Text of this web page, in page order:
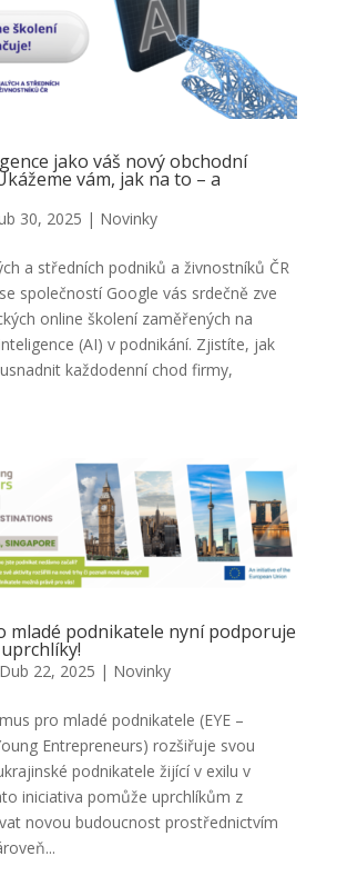
jako váš nový obchodní
vám, jak na to – a
30, 2025 | Novinky
a středních podniků a živnostníků ČR
společností Google vás srdečně zve
online školení zaměřených na
(AI) v podnikání. Zjistíte, jak
každodenní chod firmy,
mladé podnikatele nyní podporuje
Dub 22, 2025 | Novinky
pro mladé podnikatele (EYE –
Entrepreneurs) rozšiřuje svou
podnikatele žijící v exilu v
iniciativa pomůže uprchlíkům z
novou budoucnost prostřednictvím